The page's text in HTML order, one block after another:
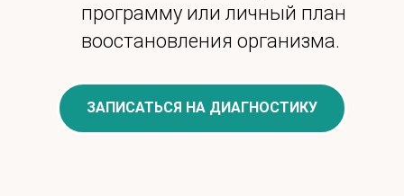
программу или личный план
воостановления организма.
ЗАПИСАТЬСЯ НА ДИАГНОСТИКУ